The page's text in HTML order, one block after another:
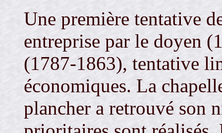
Une première tentative
entreprise par le doyen
(1787-1863), tentative
économiques. La
plancher a retrouvé son